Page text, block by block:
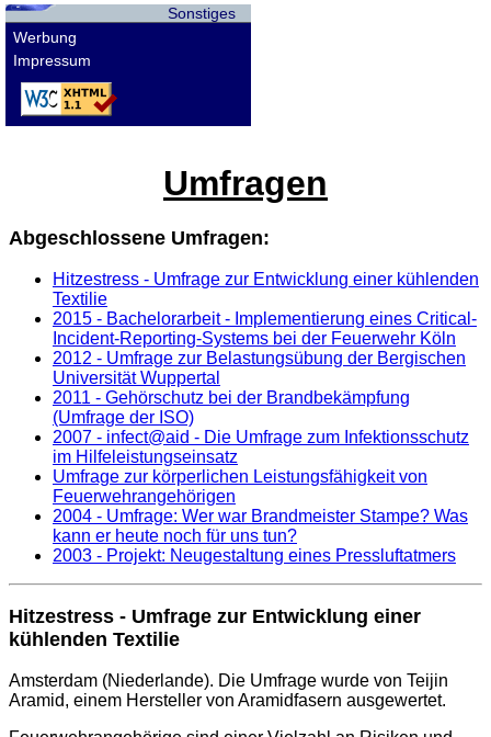
Sonstiges
Werbung
Impressum
Umfragen
Abgeschlossene Umfragen:
Hitzestress - Umfrage zur Entwicklung einer kühlenden
Textilie
2015 - Bachelorarbeit - Implementierung eines Critical-
Incident-Reporting-Systems bei der Feuerwehr Köln
2012 - Umfrage zur Belastungsübung der Bergischen
Universität Wuppertal
2011 - Gehörschutz bei der Brandbekämpfung
(Umfrage der ISO)
2007 - infect@aid - Die Umfrage zum Infektionsschutz
im Hilfeleistungseinsatz
Umfrage zur körperlichen Leistungsfähigkeit von
Feuerwehrangehörigen
2004 - Umfrage: Wer war Brandmeister Stampe? Was
kann er heute noch für uns tun?
2003 - Projekt: Neugestaltung eines Pressluftatmers
Hitzestress - Umfrage zur Entwicklung einer
kühlenden Textilie
Amsterdam (Niederlande). Die Umfrage wurde von Teijin
Aramid, einem Hersteller von Aramidfasern ausgewertet.